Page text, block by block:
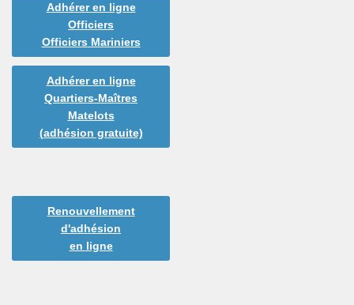
Adhérer en ligne
Officiers
Officiers Mariniers
Adhérer en ligne
Quartiers-Maîtres
Matelots
(adhésion gratuite)
Renouvellement
d'adhésion
en ligne